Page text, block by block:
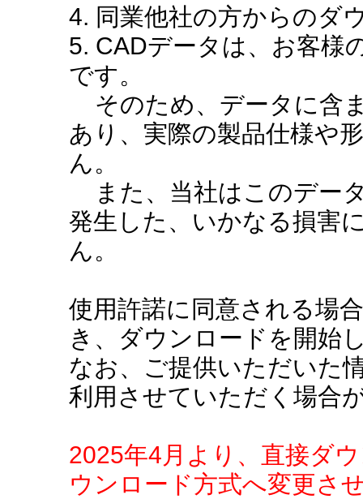
4. 同業他社の方からのダ
5. CADデータは、お客様
です。
そのため、データに含
あり、実際の製品仕様や
ん。
また、当社はこのデー
発生した、いかなる損害
ん。
使用許諾に同意される場
き、ダウンロードを開始
なお、ご提供いただいた
利用させていただく場合
2025年4月より、直接ダ
ウンロード方式へ変更さ